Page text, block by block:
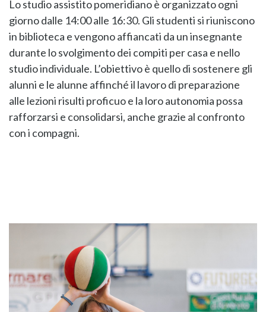
Lo studio assistito pomeridiano è organizzato ogni
giorno dalle 14:00 alle 16:30. Gli studenti si riuniscono
in biblioteca e vengono affiancati da un insegnante
durante lo svolgimento dei compiti per casa e nello
studio individuale. L’obiettivo è quello di sostenere gli
alunni e le alunne affinché il lavoro di preparazione
alle lezioni risulti proficuo e la loro autonomia possa
rafforzarsi e consolidarsi, anche grazie al confronto
con i compagni.